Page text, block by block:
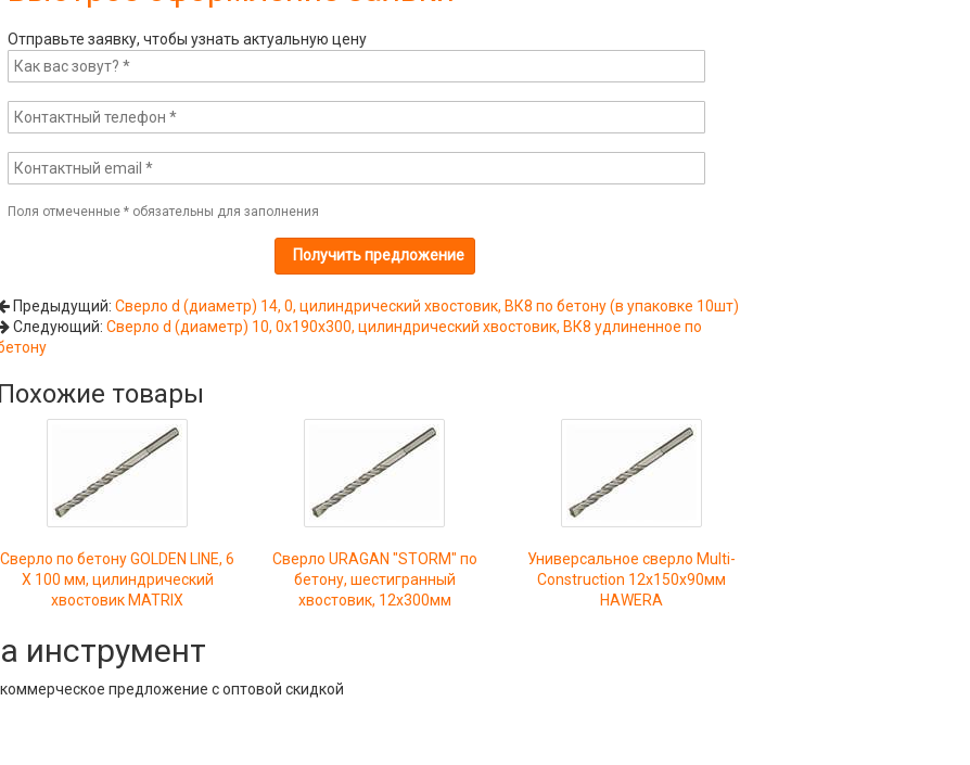
Отправьте заявку, чтобы узнать актуальную цену
Поля отмеченные *обязательны для заполнения
Предыдущий: Сверло d (диаметр) 14, 0, цилиндрический хвостовик, ВК8 по бетону (в упаковке 10шт)
Следующий: Сверло d (диаметр) 10, 0х190х300, цилиндрический хвостовик, ВК8 удлиненное по
Похожие товары
Сверло по бетону GOLDEN LINE, 6
Х 100 мм, цилиндрический
хвостовик MATRIX
Сверло URAGAN "STORM" по
бетону, шестигранный
хвостовик, 12х300мм
Универсальное сверло Multi-
Construction 12х150х90мм
HAWERA
инструмент
предложение с оптовой скидкой